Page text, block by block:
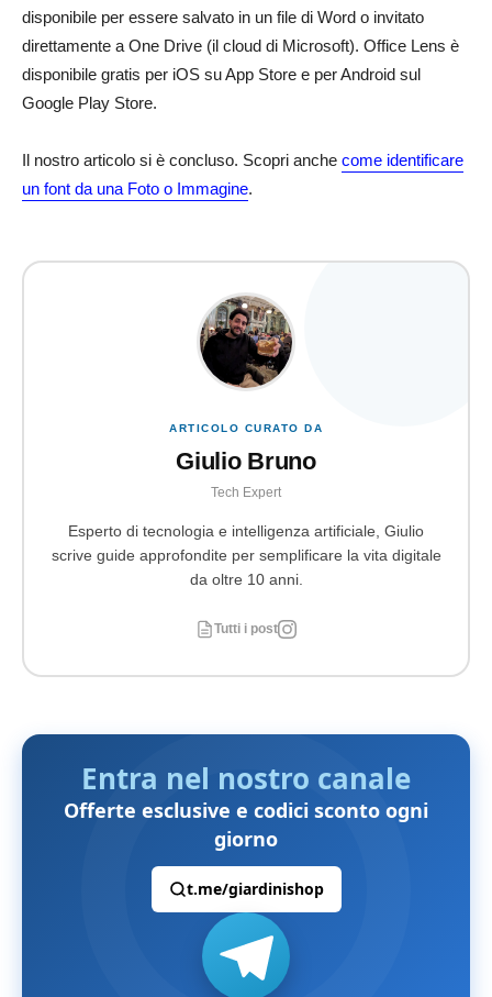
disponibile per essere salvato in un file di Word o invitato
direttamente a One Drive (il cloud di Microsoft). Office Lens è
disponibile gratis per iOS su App Store e per Android sul
Google Play Store.
Il nostro articolo si è concluso. Scopri anche come identificare
un font da una Foto o Immagine.
ARTICOLO CURATO DA
Giulio Bruno
Tech Expert
Esperto di tecnologia e intelligenza artificiale, Giulio
scrive guide approfondite per semplificare la vita digitale
da oltre 10 anni.
Tutti i post
Entra nel nostro canale
Offerte esclusive e codici sconto ogni
giorno
t.me/giardinishop